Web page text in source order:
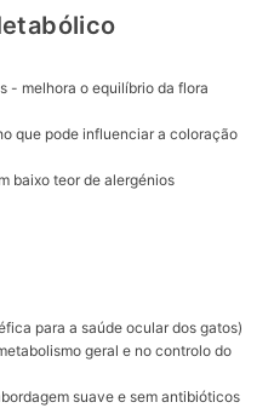
- melhora o equilíbrio da flora
que pode influenciar a coloração
baixo teor de alergénios
para a saúde ocular dos gatos)
geral e no controlo do
suave e sem antibióticos